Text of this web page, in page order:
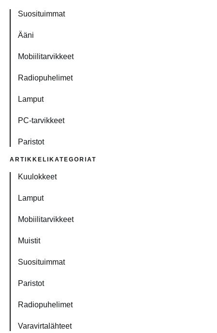
Suosituimmat
Ääni
Mobiilitarvikkeet
Radiopuhelimet
Lamput
PC-tarvikkeet
Paristot
ARTIKKELIKATEGORIAT
Kuulokkeet
Lamput
Mobiilitarvikkeet
Muistit
Suosituimmat
Paristot
Radiopuhelimet
Varavirtalähteet